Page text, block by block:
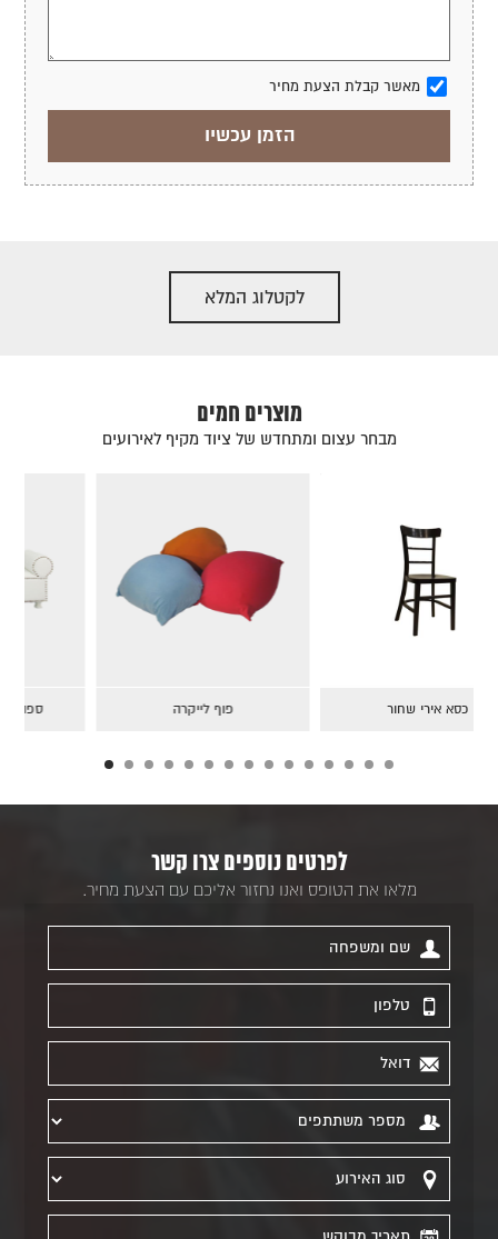
מאשר קבלת הצעת מחיר
לקטלוג המלא
מוצרים חמים
מבחר עצום ומתחדש של ציוד מקיף לאירועים
כסא אירי שחור
לפרטים נוספים צרו קשר
מלאו את הטופס ואנו נחזור אליכם עם הצעת מחיר.